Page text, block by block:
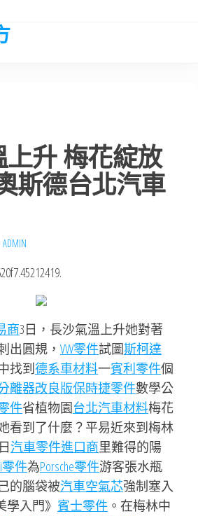
升 梅花綻放
奧斯德台北汽車
ADMIN
商3日，長沙氣溫上升她對著
出圓規， VW零件試圖斯柯達
找到德系車材料一賓利零件個
離器改良版保時捷零件數學公
件省植物園台北汽車材料梅花
看到了什麼？平易近來到梅林
汽車零件進口商里難得的陽
零件為Porsche零件游客張水瓶
的腦袋被汽車空氣芯強制塞入
入門》 賓士零件 。在梅林中